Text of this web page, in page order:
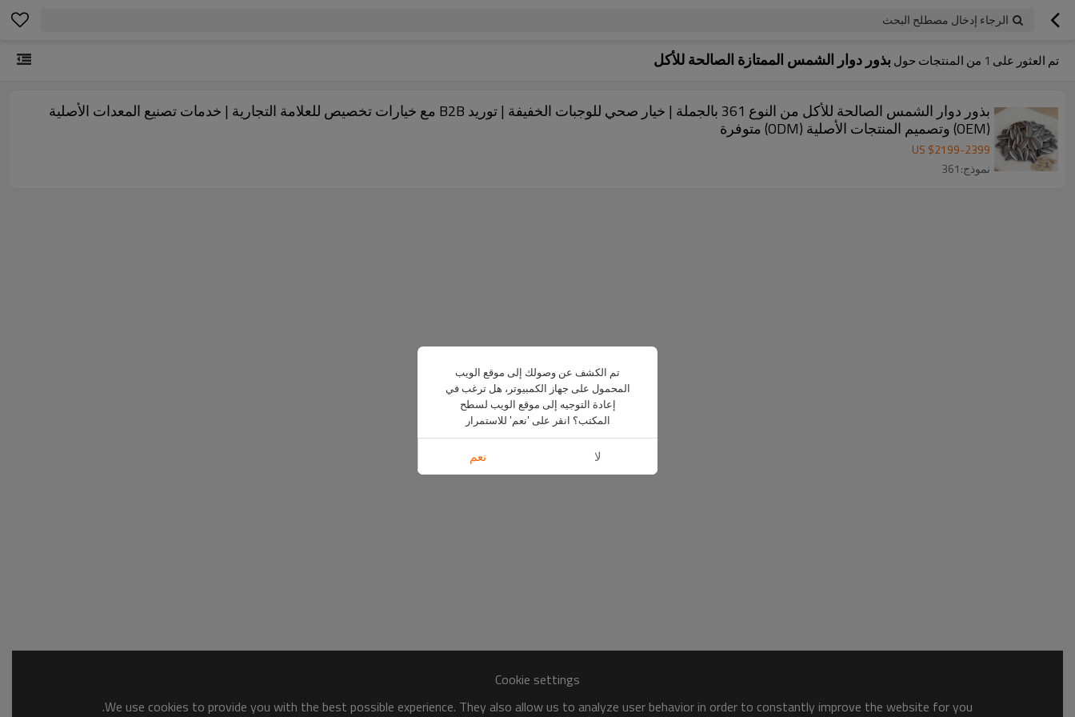
الرجاء إدخال مصطلح البحث
تم العثور على 1 من المنتجات حولبذور دوار الشمس الممتازة الصالحة للأكل
بذور دوار الشمس الصالحة للأكل من النوع 361 بالجملة | خيار صحي للوجبات الخفيفة | توريد B2B مع خيارات تخصيص للعلامة التجارية | خدمات تصنيع المعدات الأصلية
(OEM) وتصميم المنتجات الأصلية (ODM) متوفرة
US $2199-2399
نموذج:361
Cookie settings
We use cookies to provide you with the best possible experience. They also allow us to analyze user behavior in order to constantly improve the website for you.
تم الكشف عن وصولك إلى موقع الويب
المحمول على جهاز الكمبيوتر، هل ترغب في
إعادة التوجيه إلى موقع الويب لسطح
المكتب؟ انقر على 'نعم' للاستمرار
لا نعم